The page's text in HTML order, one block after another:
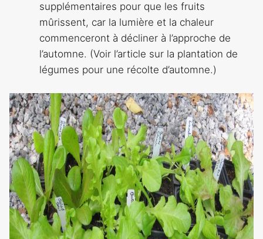
supplémentaires pour que les fruits
mûrissent, car la lumière et la chaleur
commenceront à décliner à l’approche de
l’automne. (Voir l’article sur la plantation de
légumes pour une récolte d’automne.)